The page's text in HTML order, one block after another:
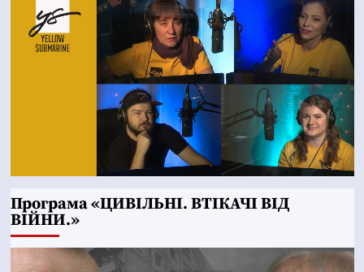
Програма «ЦИВІЛЬНІ. ВТІКАЧІ ВІД
ВІЙНИ.»